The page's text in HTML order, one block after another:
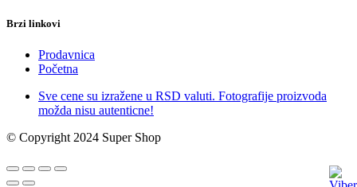
Brzi linkovi
Prodavnica
Početna
Sve cene su izražene u RSD valuti. Fotografije proizvoda
možda nisu autenticne!
© Copyright 2024 Super Shop